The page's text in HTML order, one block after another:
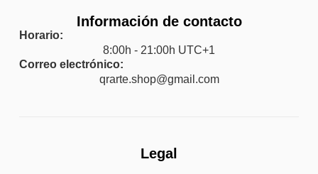
Información de contacto
Horario:
8:00h - 21:00h UTC+1
Correo electrónico:
qrarte.shop@gmail.com
Legal